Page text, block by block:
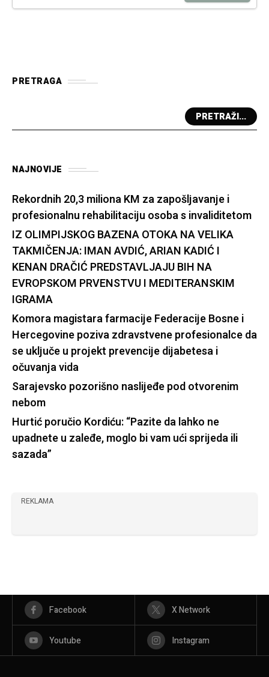
PRETRAGA
PRETRAŽI...
NAJNOVIJE
Rekordnih 20,3 miliona KM za zapošljavanje i
profesionalnu rehabilitaciju osoba s invaliditetom
IZ OLIMPIJSKOG BAZENA OTOKA NA VELIKA
TAKMIČENJA: IMAN AVDIĆ, ARIAN KADIĆ I
KENAN DRAČIĆ PREDSTAVLJAJU BIH NA
EVROPSKOM PRVENSTVU I MEDITERANSKIM
IGRAMA
Komora magistara farmacije Federacije Bosne i
Hercegovine poziva zdravstvene profesionalce da
se uključe u projekt prevencije dijabetesa i
očuvanja vida
Sarajevsko pozorišno naslijeđe pod otvorenim
nebom
Hurtić poručio Kordiću: “Pazite da lahko ne
upadnete u zaleđe, moglo bi vam ući sprijeda ili
sazada”
REKLAMA
Facebook X Network
Youtube Instagram